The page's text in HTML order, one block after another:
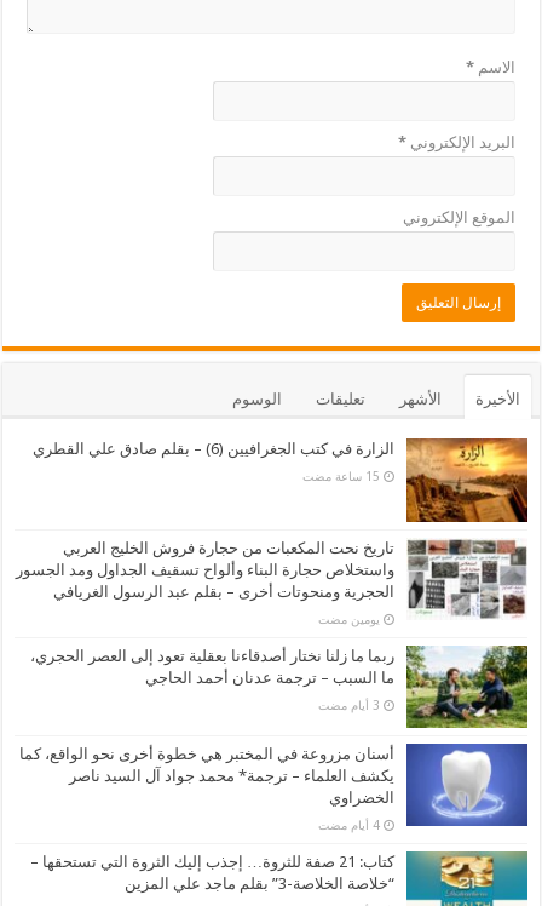
الاسم*
البريد الإلكتروني*
الموقع الإلكتروني
الأخيرة الأشهر تعليقات الوسوم
الزارة في كتب الجغرافيين (6) – بقلم صادق علي القطري
تاريخ نحت المكعبات من حجارة فروش الخليج العربي
واستخلاص حجارة البناء وألواح تسقيف الجداول ومد الجسور
الحجرية ومنحوتات أخرى – بقلم عبد الرسول الغريافي
‏يومين مضت
ربما ما زلنا نختار أصدقاءنا بعقلية تعود إلى العصر الحجري،
ما السبب – ترجمة عدنان أحمد الحاجي
أسنان مزروعة في المختبر هي خطوة أخرى نحو الواقع، كما
يكشف العلماء – ترجمة* محمد جواد آل السيد ناصر
الخضراوي
‏4 أيام مضت
كتاب: 21 صفة للثروة… إجذب إليك الثروة التي تستحقها –
“خلاصة الخلاصة-3” بقلم ماجد علي المزين